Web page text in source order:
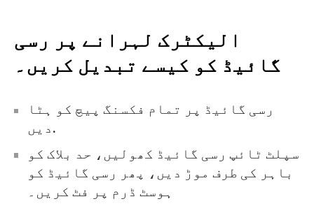
الیکٹرک لہرانے پر رسی
گائیڈ کو کیسے تبدیل کریں۔
رسی گائیڈ پر تمام فکسنگ پیچ کو ہٹا
دیں.
سپلٹ ٹائپ رسی گائیڈ کھولیں، حد بلاک کو
باہر کی طرف موڑ دیں، پھر رسی گائیڈ کو
ہوسٹ ڈرم پر فٹ کریں۔